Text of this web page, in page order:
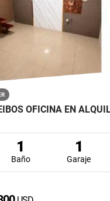
OFICINA EN
1
Baño
1
Garaje